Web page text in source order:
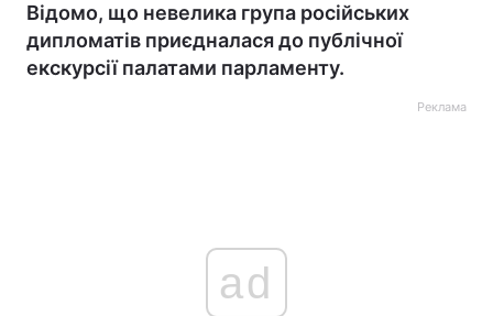
Відомо, що невелика група російських
дипломатів приєдналася до публічної
екскурсії палатами парламенту.
Реклама
ad